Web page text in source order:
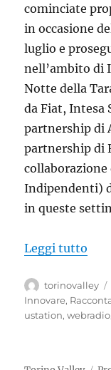
cominciate
in occasione
luglio e
nell’ambito di
Notte della
da Fiat, Intesa
partnership di
partnership di
Indipendenti)
in queste
Leggi tutto
Autore
torinovalley
Innovare,
ustation,webradio